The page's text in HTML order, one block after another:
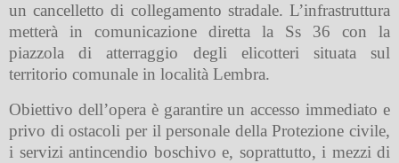
un cancelletto di collegamento stradale. L’infrastruttura
metterà in comunicazione diretta la Ss 36 con la
piazzola di atterraggio degli elicotteri situata sul
territorio comunale in località Lembra.
​Obiettivo dell’opera è garantire un accesso immediato e
privo di ostacoli per il personale della Protezione civile,
i servizi antincendio boschivo e, soprattutto, i mezzi di